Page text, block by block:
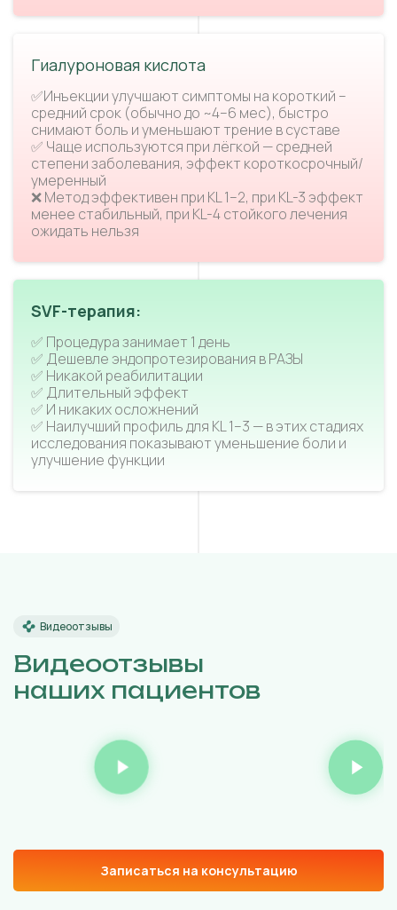
Гиалуроновая кислота
✅Инъекции улучшают симптомы на короткий –
средний срок (обычно до ~4–6 мес), быстро
снимают боль и уменьшают трение в суставе
✅ Чаще используются при лёгкой — средней
степени заболевания, эффект короткосрочный/
умеренный
❌ Метод эффективен при KL 1–2, при KL-3 эффект
менее стабильный, при KL-4 стойкого лечения
ожидать нельзя
SVF-терапия:
✅ Процедура занимает 1 день
✅ Дешевле эндопротезирования в РАЗЫ
✅ Никакой реабилитации
✅ Длительный эффект
✅ И никаких осложнений
✅ Наилучший профиль для KL 1–3 — в этих стадиях
исследования показывают уменьшение боли и
улучшение функции
Видеоотзывы
Видеоотзывы
наших пациентов
Записаться на консультацию